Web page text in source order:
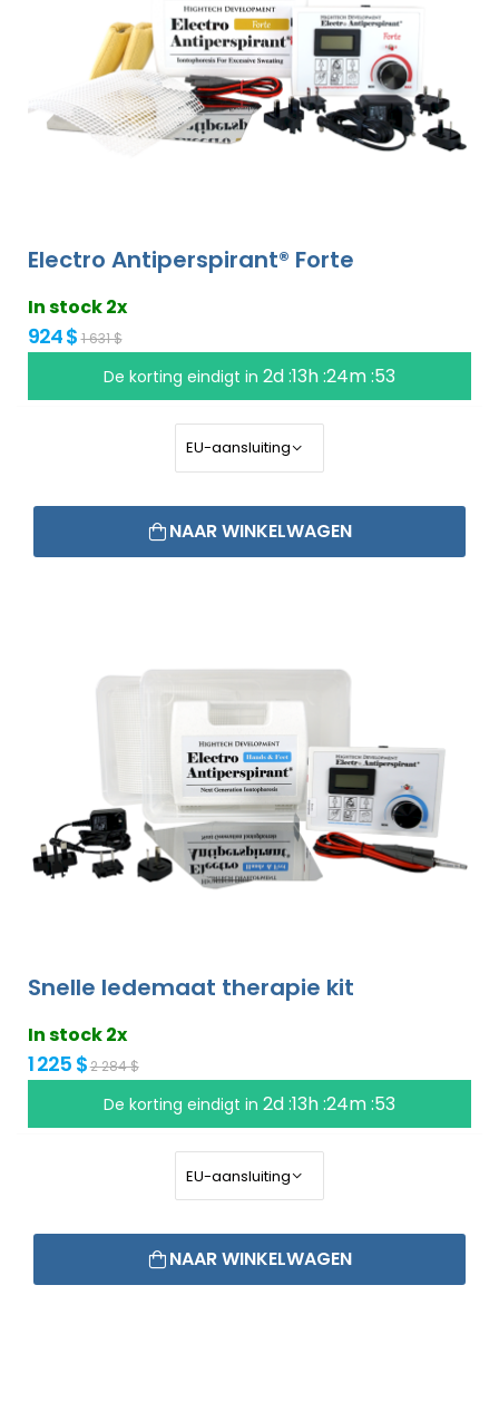
Electro Antiperspirant® Forte
In stock 2x
924 $ 1 631 $
De korting eindigt in 2d :13h :24m :52
NAAR WINKELWAGEN
Snelle ledemaat therapie kit
In stock 2x
1 225 $2 284 $
De korting eindigt in 2d :13h :24m :52
NAAR WINKELWAGEN